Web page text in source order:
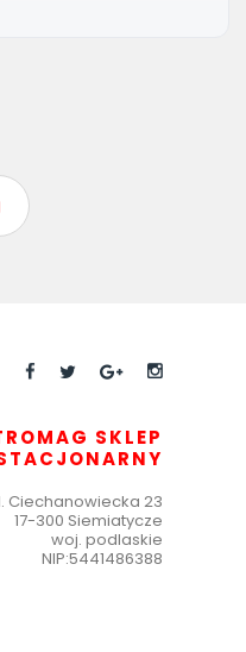
SKLEP
Ciechanowiecka 23
17-300 Siemiatycze
woj. podlaskie
NIP:5441486388